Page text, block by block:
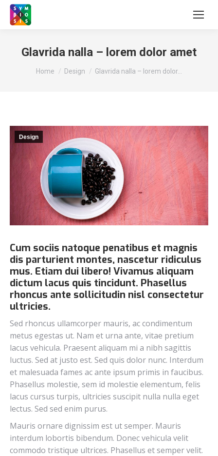
Glavrida nalla – lorem dolor amet
You are here:
Home Design Glavrida nalla – lorem dolor…
Design
Cum sociis natoque penatibus et magnis
dis parturient montes, nascetur ridiculus
mus. Etiam dui libero! Vivamus aliquam
dictum lacus quis tincidunt. Phasellus
rhoncus ante sollicitudin nisl consectetur
ultricies.
Sed rhoncus ullamcorper mauris, ac condimentum
metus egestas ut. Nam et urna ante, vitae pretium
lacus vehicula. Praesent aliquam mi a nibh sagittis
luctus. Sed at justo est. Sed quis dolor nunc. Interdum
et malesuada fames ac ante ipsum primis in faucibus.
Phasellus molestie, sem id molestie elementum, felis
lacus cursus turpis, ultricies suscipit nulla nulla eget
lectus. Sed sed enim purus.
Mauris ornare dignissim est ut semper. Mauris
interdum lobortis bibendum. Donec vehicula velit
commodo tristique ultrices. Phasellus et semper velit.